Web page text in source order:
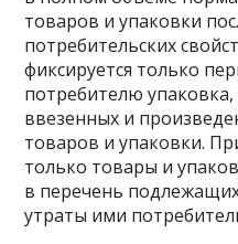
товаров и упаковки
потребительских
фиксируется только
потребителю
ввезенных и
товаров и упаковки.
только товары и
в перечень
утраты ими